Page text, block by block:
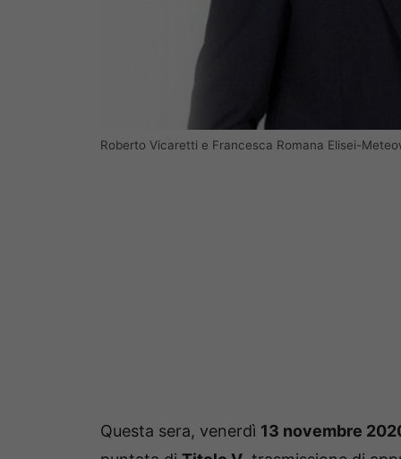
Roberto Vicaretti e Francesca Romana Elisei-
Questa sera, venerdì 13 novembre